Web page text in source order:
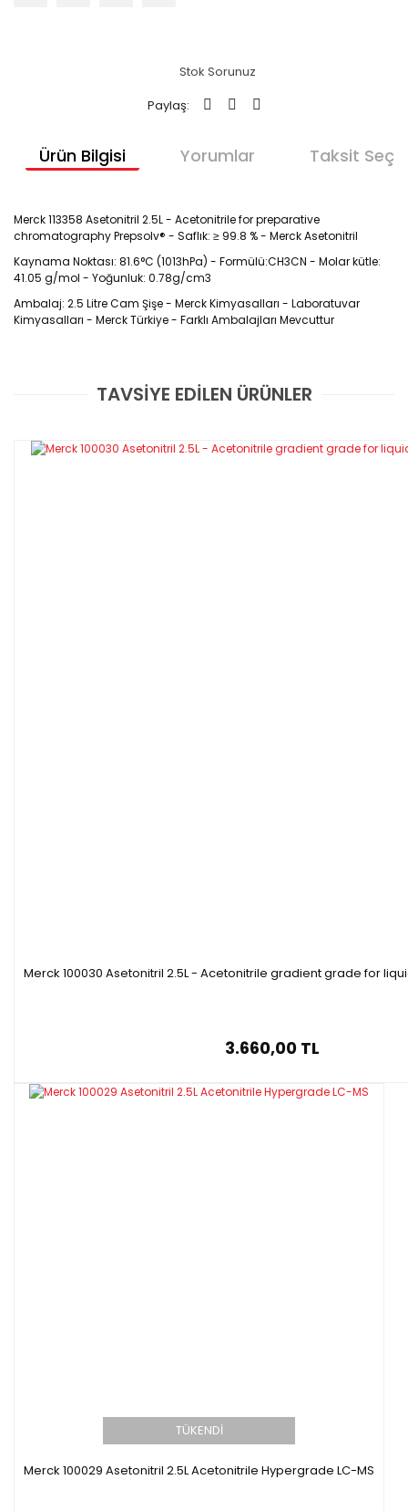
Stok Sorunuz
Paylaş:
Ürün Bilgisi Yorumlar Taksit
Merck 113358 Asetonitril 2.5L - Acetonitrile for preparative
chromatography Prepsolv® - Saflık: ≥ 99.8 % - Merck Asetonitril
Kaynama Noktası: 81.6°C (1013hPa) - Formülü:CH3CN - Molar kütle:
41.05 g/mol - Yoğunluk: 0.78g/cm3
Ambalaj: 2.5 Litre Cam Şişe - Merck Kimyasalları - Laboratuvar
Kimyasalları - Merck Türkiye - Farklı Ambalajları Mevcuttur
Bu ürüne ilk yorumu siz yapın!
Yorum Yaz
TAVSİYE EDİLEN ÜRÜNLER
Merck 100030 Asetonitril 2.5L - Acetonitrile gradient grade for
3.660,00 TL
TÜKENDİ
Merck 100029 Asetonitril 2.5L Acetonitrile Hypergrade LC-MS